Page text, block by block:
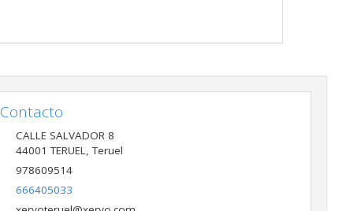
Contacto
CALLE SALVADOR 8
44001 TERUEL,Teruel
978609514
666405033